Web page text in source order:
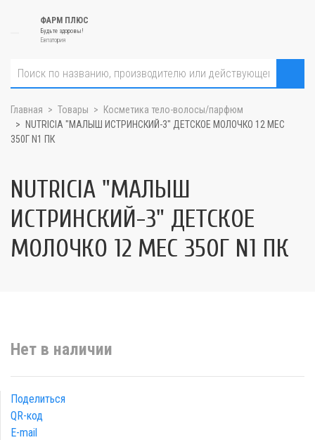
ФАРМ ПЛЮС
Будьте здоровы!
Евпатория
Главная Товары
Косметика тело-волосы/парфюм
NUTRICIA "МАЛЫШ ИСТРИНСКИЙ-3" ДЕТСКОЕ МОЛОЧКО 12 МЕС
350Г N1 ПК
NUTRICIA "МАЛЫШ
ИСТРИНСКИЙ-3" ДЕТСКОЕ
МОЛОЧКО 12 МЕС 350Г N1 ПК
Нет в наличии
Поделиться
QR-код
E-mail